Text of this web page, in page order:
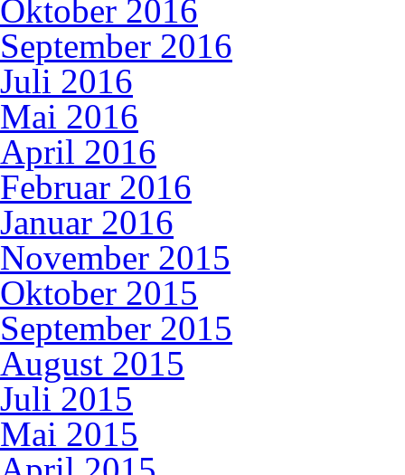
Oktober 2016
September 2016
Juli 2016
Mai 2016
April 2016
Februar 2016
Januar 2016
November 2015
Oktober 2015
September 2015
August 2015
Juli 2015
Mai 2015